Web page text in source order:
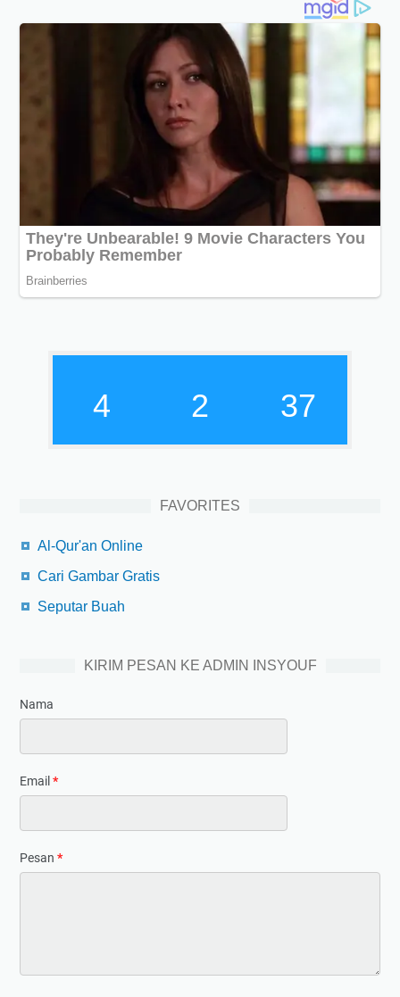
4 2 38
FAVORITES
Al-Qur'an Online
Cari Gambar Gratis
Seputar Buah
KIRIM PESAN KE ADMIN INSYOUF
Nama
Email *
Pesan *